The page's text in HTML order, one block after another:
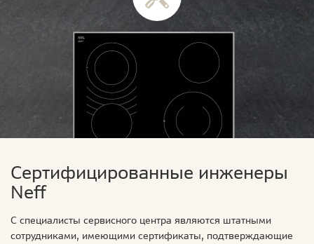
Сертифицированные инженеры
Neff
С специалисты сервисного центра являются штатными
сотрудниками, имеющими сертификаты, подтверждающие